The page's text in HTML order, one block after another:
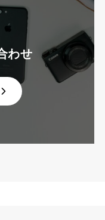
わせ